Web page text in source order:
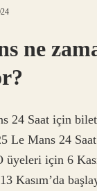
ne
24 Saat için
Le Mans 24
üyeleri için 6
Kasım’da